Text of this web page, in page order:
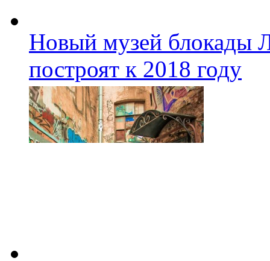
Новый музей блокады
построят к 2018 году